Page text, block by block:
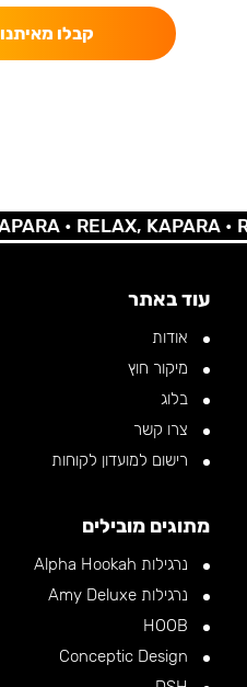
קבלו
•RELAX, KAPARA •
עוד באתר
אודות
מיקור חוץ
בלוג
צרו קשר
רישום למועדון לקוחות
מתוגים מובילים
נרגילות Alpha Hookah
נרגילות Amy Deluxe